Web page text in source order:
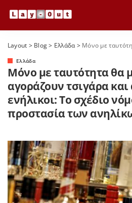
Layout > Blog> Ελλάδα> Μόνο με ταυτότητα θα μπορούν να αγοράζουν
Ελλάδα
Μόνο με ταυτότητα θα
αγοράζουν τσιγάρα και
ενήλικοι: Το σχέδιο
προστασία των